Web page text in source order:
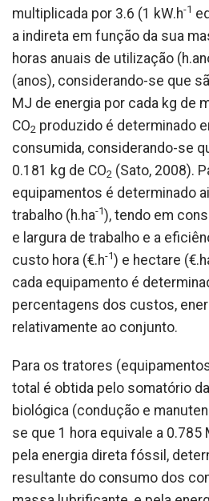
multiplicada por 3.6 (1 kW.h-1
a indireta em função da sua
horas anuais de utilização
(anos), considerando-se que
MJ de energia por cada kg de
CO2 produzido é determinado
consumida, considerando-se
0.181 kg de CO2 (Sato, 2008).
equipamentos é determinado
trabalho (h.ha-1), tendo em
e largura de trabalho e a
custo hora (€.h-1) e hectare
cada equipamento é
percentagens dos custos,
relativamente ao conjunto.
Para os tratores
total é obtida pelo somatório
biológica (condução e
se que 1 hora equivale a 0.785
pela energia direta fóssil,
resultante do consumo dos